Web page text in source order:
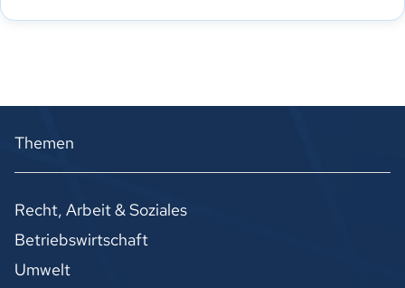
Themen
Recht, Arbeit & Soziales
Betriebswirtschaft
Umwelt